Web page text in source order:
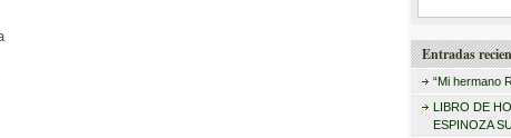
s
Entradas
“Mi hermano
LIBRO DE
ESPINOZA